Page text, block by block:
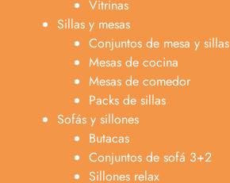
Vitrinas
Sillas y mesas
Conjuntos de mesa y sillas
Mesas de cocina
Mesas de comedor
Packs de sillas
Sofás y sillones
Butacas
Conjuntos de sofá 3+2
Sillones relax